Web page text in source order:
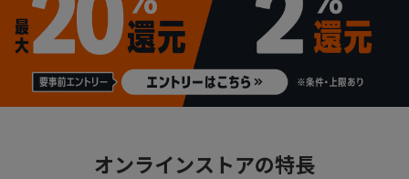
オンラインストアの特長